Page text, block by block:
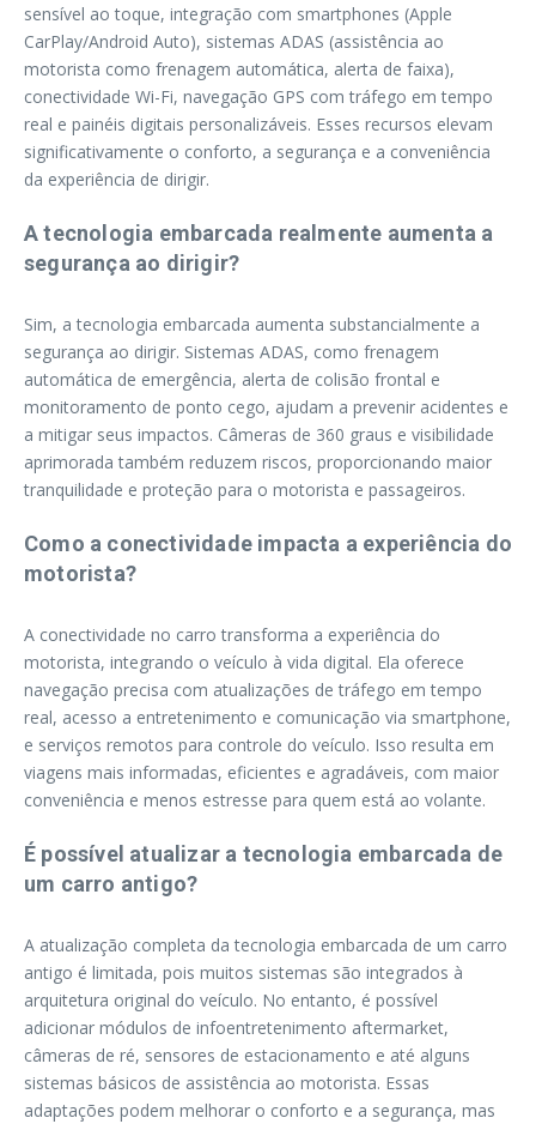
sensível ao toque, integração com smartphones (Apple
CarPlay/Android Auto), sistemas ADAS (assistência ao
motorista como frenagem automática, alerta de faixa),
conectividade Wi-Fi, navegação GPS com tráfego em tempo
real e painéis digitais personalizáveis. Esses recursos elevam
significativamente o conforto, a segurança e a conveniência
da experiência de dirigir.
A tecnologia embarcada realmente aumenta a
segurança ao dirigir?
Sim, a tecnologia embarcada aumenta substancialmente a
segurança ao dirigir. Sistemas ADAS, como frenagem
automática de emergência, alerta de colisão frontal e
monitoramento de ponto cego, ajudam a prevenir acidentes e
a mitigar seus impactos. Câmeras de 360 graus e visibilidade
aprimorada também reduzem riscos, proporcionando maior
tranquilidade e proteção para o motorista e passageiros.
Como a conectividade impacta a experiência do
motorista?
A conectividade no carro transforma a experiência do
motorista, integrando o veículo à vida digital. Ela oferece
navegação precisa com atualizações de tráfego em tempo
real, acesso a entretenimento e comunicação via smartphone,
e serviços remotos para controle do veículo. Isso resulta em
viagens mais informadas, eficientes e agradáveis, com maior
conveniência e menos estresse para quem está ao volante.
É possível atualizar a tecnologia embarcada de
um carro antigo?
A atualização completa da tecnologia embarcada de um carro
antigo é limitada, pois muitos sistemas são integrados à
arquitetura original do veículo. No entanto, é possível
adicionar módulos de infoentretenimento aftermarket,
câmeras de ré, sensores de estacionamento e até alguns
sistemas básicos de assistência ao motorista. Essas
adaptações podem melhorar o conforto e a segurança, mas